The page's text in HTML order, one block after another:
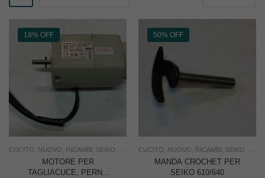
18% OFF
CUCITO NUOVO RICAMBI SEIKO USO FAMIGLIA
MOTORE PER
TAGLIACUCE, PERNO
50% OFF
CUCITO NUOVO RICAMBI SEIKO
MANDA CROCHET PER
SEIKO 610/640